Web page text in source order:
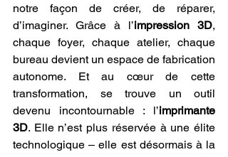
notre façon de créer, de réparer,
d’imaginer. Grâce à l’impression 3D,
chaque foyer, chaque atelier, chaque
bureau devient un espace de fabrication
autonome. Et au cœur de cette
transformation, se trouve un outil
devenu incontournable : l’imprimante
3D. Elle n’est plus réservée à une élite
technologique – elle est désormais à la